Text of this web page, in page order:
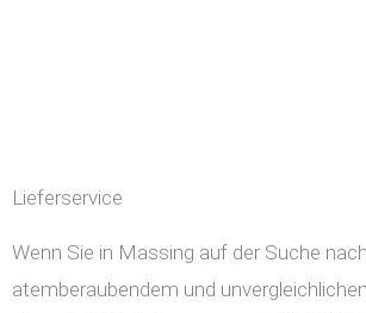
Lieferservice
Wenn Sie in Massing auf der Suche nach
atemberaubendem und